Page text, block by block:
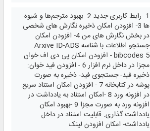
1- رابط کاربری جدید 2- بهبود مترجم‌ها و شیوه
ها 3- افزودن امکان ذخیره نگارش های شخصی
در بخش نگارش های من 4- افزودن امکان
جستجو اطلاعات با شناسه Arxive ID-ADS
bibcodes 5 - افزودن امکان پی دی اف خوان
مجزا در داخل نرم افزار 6 - افزودن فید خوان:
ذخیره فید- جستجوی فید- ذخیره به صورت
پوشه در کتابخانه 7 - افزودن امکان استناد سریع
در افزونه ورد 8 -امکان استناد به یادداشت در
افزونه ورد به صورت مجزا 9 -بهبود امکان
یادداشت گذاری: قابلیت استناد در داخل
یادداشت- امکان افزودن لینک